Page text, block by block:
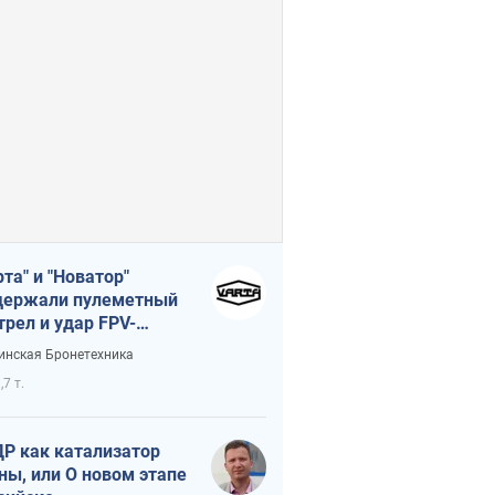
и "Новатор"
пулеметный
и удар FPV-
сохранив жизнь
Бронетехника
т.
как катализатор
или О новом этапе